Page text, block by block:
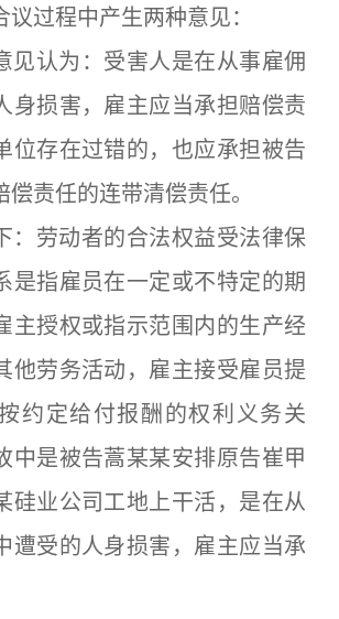
过程中产生两种意见：
认为：受害人是在从事雇佣
身损害，雇主应当承担赔偿责
位存在过错的，也应承担被告
责任的连带清偿责任。
劳动者的合法权益受法律保
是指雇员在一定或不特定的期
主授权或指示范围内的生产经
他劳务活动，雇主接受雇员提
约定给付报酬的权利义务关
中是被告蒿某某安排原告崔甲
硅业公司工地上干活，是在从
遭受的人身损害，雇主应当承